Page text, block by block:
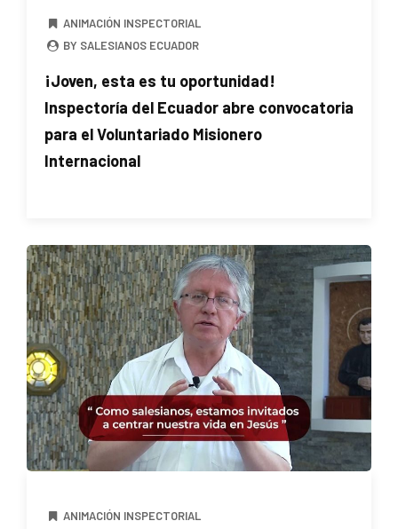
ANIMACIÓN INSPECTORIAL
BY SALESIANOS ECUADOR
¡Joven, esta es tu oportunidad!
Inspectoría del Ecuador abre convocatoria
para el Voluntariado Misionero
Internacional
ANIMACIÓN INSPECTORIAL